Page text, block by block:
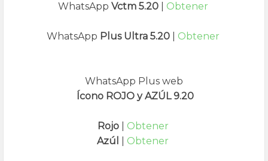
WhatsApp Vctm 5.20| Obtener
WhatsApp Plus Ultra 5.20| Obtener
WhatsApp Plus web
Ícono ROJO y AZÚL 9.20
Rojo| Obtener
Azúl
Obtener